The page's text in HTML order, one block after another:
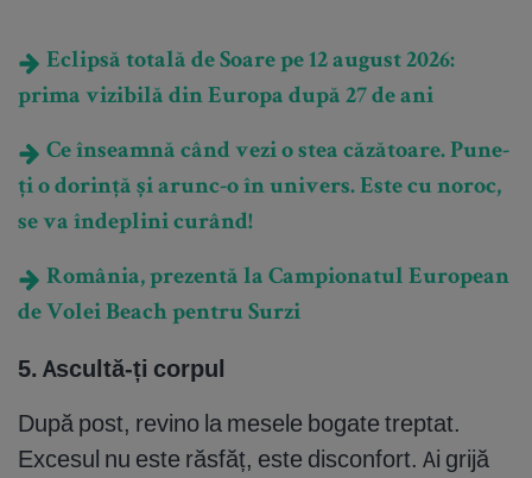
Eclipsă totală de Soare pe 12 august 2026:
prima vizibilă din Europa după 27 de ani
Ce înseamnă când vezi o stea căzătoare. Pune-
ți o dorință și arunc-o în univers. Este cu noroc,
se va îndeplini curând!
România, prezentă la Campionatul European
de Volei Beach pentru Surzi
5. Ascultă-ți corpul
După post, revino la mesele bogate treptat.
Excesul nu este răsfăț, este disconfort. Ai grijă